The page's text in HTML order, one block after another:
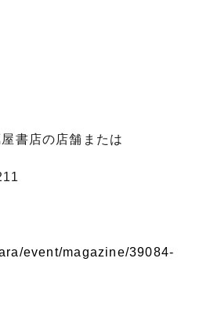
書店の店舗または
event/magazine/39084-